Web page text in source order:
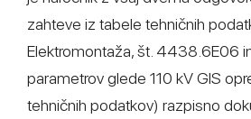
zahteve iz tabele tehničnih
Elektromontaža, št. 4438.6E06
parametrov glede 110 kV GIS
tehničnih podatkov) razpisno